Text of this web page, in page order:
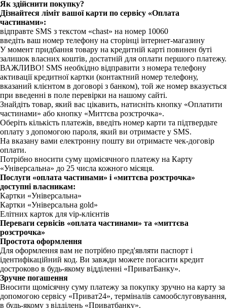
Як здійснити покупку?
Дізнайтеся ліміт вашої карти по сервісу «Оплата
частинами»:
відправте SMS з текстом «chast» на номер 10060
введіть ваш номер телефону на сторінці інтернет-магазину
У момент придбання товару на кредитній карті повинен буті
залишок власних коштів, достатній для оплати першого платежу.
ВАЖЛИВО! SMS необхідно відправити з номера телефону
активації кредитної картки (контактний номер телефону,
вказаний клієнтом в договорі з банком), той же номер вказується
при введенні в поле перевірки на нашому сайті.
Знайдіть товар, який вас цікавить, натисніть кнопку «Оплатити
частинами» або кнопку «Миттєва розстрочка».
Оберіть кількість платежів, введіть номер карти та підтвердьте
оплату з допомогою пароля, який ви отримаєте у SMS.
На вказану вами електронну пошту ви отримаєте чек-договір
оплати.
Потрібно вносити суму щомісячного платежу на Карту
«Універсальна» до 25 числа кожного місяця.
Послуги «оплата частинами» і «миттєва розстрочка»
доступні власникам:
Картки «Універсальна»
Картки «Універсальна gold»
Елітних карток для vip-клієнтів
Переваги сервісів «оплата частинами» та «миттєва
розстрочка»
Простота оформлення
Для оформлення вам не потрібно пред'являти паспорт і
ідентифікаційний код. Ви завжди можете погасити кредит
достроково в будь-якому відділенні «ПриватБанку».
Зручне погашення
Вносити щомісячну суму платежу за покупку зручно на карту за
допомогою сервісу «Приват24», терміналів самообслуговування,
в будь-якому з відділень «Приватбанку».